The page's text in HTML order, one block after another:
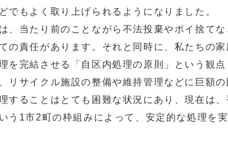
でもよく取り上げられるようになりました。
、当たり前のことながら不法投棄やポイ捨て
の責任があります。それと同時に、私たちの
を完結させる「自区内処理の原則」という観点
リサイクル施設の整備や維持管理などに巨額の
することはとても困難な状況にあり、現在は
う1市2町の枠組みによって、安定的な処理を